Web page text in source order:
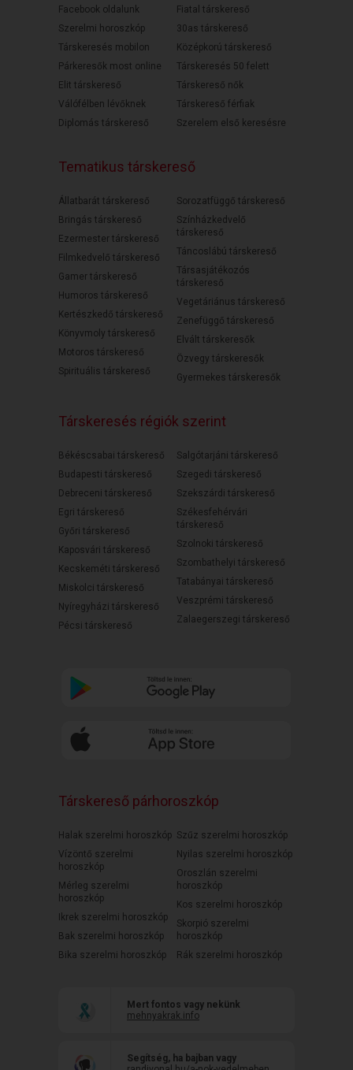
Facebook oldalunk
Szerelmi horoszkóp
Társkeresés mobilon
Párkeresők most online
Elit társkereső
Válófélben lévőknek
Diplomás társkereső
Fiatal társkereső
30as társkereső
Középkorú társkereső
Társkeresés 50 felett
Társkereső nők
Társkereső férfiak
Szerelem első keresésre
Tematikus társkereső
Állatbarát társkereső
Bringás társkereső
Ezermester társkereső
Filmkedvelő társkereső
Gamer társkereső
Humoros társkereső
Kertészkedő társkereső
Könyvmoly társkereső
Motoros társkereső
Spirituális társkereső
Sorozatfüggő társkereső
Színházkedvelő
társkereső
Táncoslábú társkereső
Társasjátékozós
társkereső
Vegetáriánus társkereső
Zenefüggő társkereső
Elvált társkeresők
Özvegy társkeresők
Gyermekes társkeresők
Társkeresés régiók szerint
Békéscsabai társkereső
Budapesti társkereső
Debreceni társkereső
Egri társkereső
Győri társkereső
Kaposvári társkereső
Kecskeméti társkereső
Miskolci társkereső
Nyíregyházi társkereső
Pécsi társkereső
Salgótarjáni társkereső
Szegedi társkereső
Szekszárdi társkereső
Székesfehérvári
társkereső
Szolnoki társkereső
Szombathelyi társkereső
Tatabányai társkereső
Veszprémi társkereső
Zalaegerszegi társkereső
Társkereső párhoroszkóp
Halak szerelmi horoszkóp
Vízöntő szerelmi
horoszkóp
Mérleg szerelmi
horoszkóp
Ikrek szerelmi horoszkóp
Bak szerelmi horoszkóp
Bika szerelmi horoszkóp
Szűz szerelmi horoszkóp
Nyilas szerelmi horoszkóp
Oroszlán szerelmi
horoszkóp
Kos szerelmi horoszkóp
Skorpió szerelmi
horoszkóp
Rák szerelmi horoszkóp
Mert fontos vagy nekünk
mehnyakrak.info
Segítség, ha bajban vagy